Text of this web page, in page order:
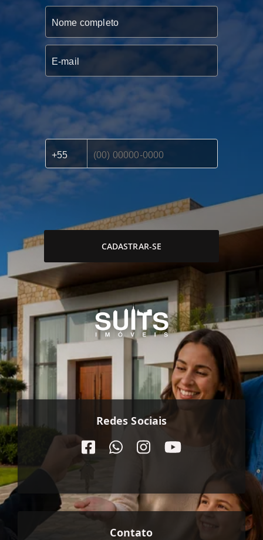
CADASTRAR-SE
Redes Sociais
Contato